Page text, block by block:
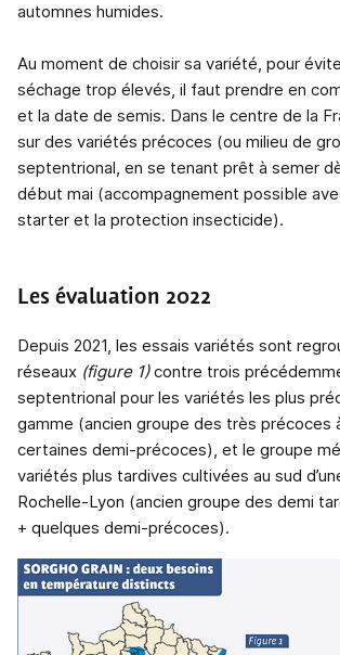
automnes humides.
Au moment de choisir sa variété, pour
séchage trop élevés, il faut prendre en
et la date de semis. Dans le centre de la
sur des variétés précoces (ou milieu de
septentrional, en se tenant prêt à semer
début mai (accompagnement possible
starter et la protection insecticide).
Les évaluation 2022
Depuis 2021, les essais variétés sont
réseaux (figure 1)contre trois
septentrional pour les variétés les plus
gamme (ancien groupe des très précoces
certaines demi-précoces), et le groupe
variétés plus tardives cultivées au sud
Rochelle-Lyon (ancien groupe des demi
+ quelques demi-précoces).